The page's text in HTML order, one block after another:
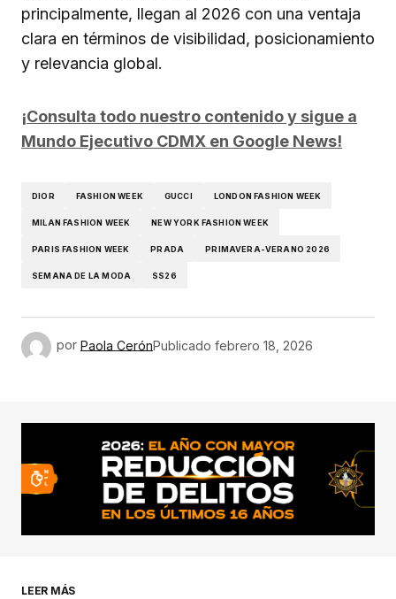
principalmente, llegan al 2026 con una ventaja
clara en términos de visibilidad, posicionamiento
y relevancia global.
¡Consulta todo nuestro contenido y sigue a
Mundo Ejecutivo CDMX en Google News!
DIOR FASHION WEEK GUCCI LONDON FASHION WEEK
MILAN FASHION WEEK NEW YORK FASHION WEEK
PARIS FASHION WEEK PRADA PRIMAVERA-VERANO 2026
SEMANA DE LA MODA SS26
por Paola CerónPublicado febrero 18, 2026
LEER MÁS